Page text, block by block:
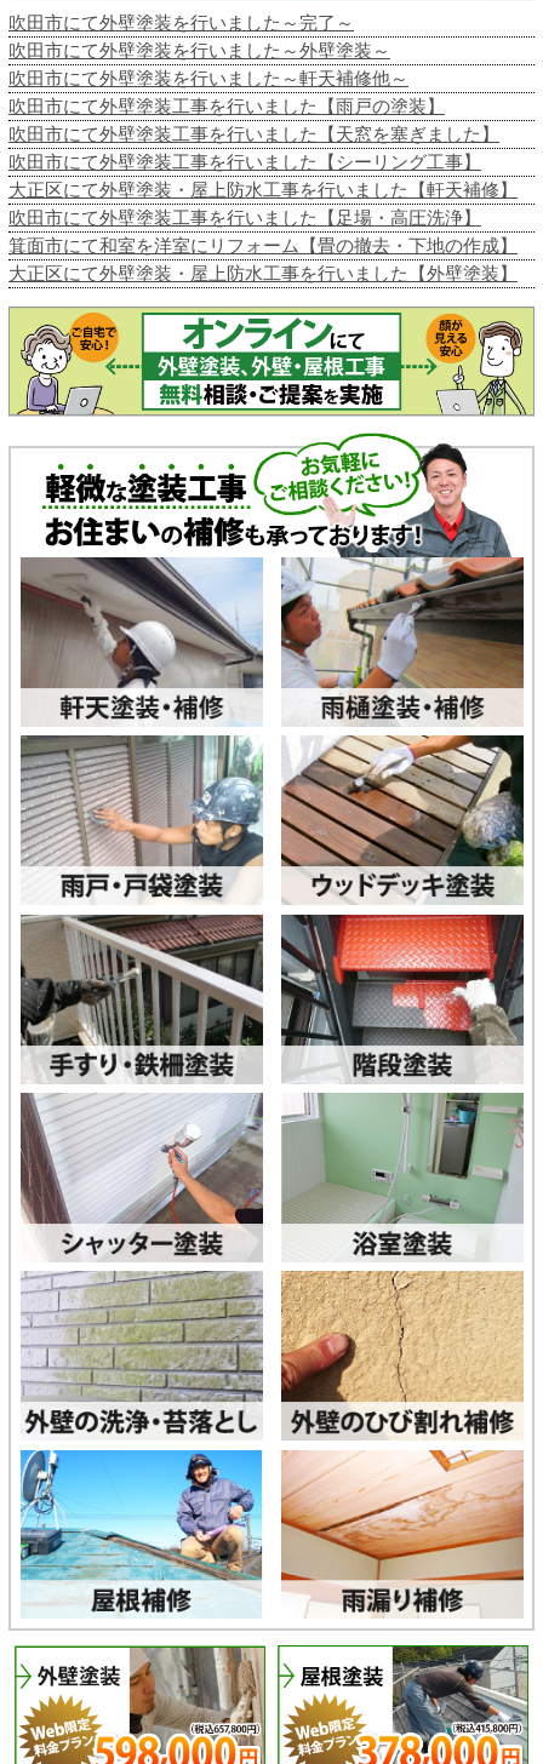
吹田市にて外壁塗装を行いました～完了～
吹田市にて外壁塗装を行いました～外壁塗装～
吹田市にて外壁塗装を行いました～軒天補修他～
吹田市にて外壁塗装工事を行いました【雨戸の塗装】
吹田市にて外壁塗装工事を行いました【天窓を塞ぎました】
吹田市にて外壁塗装工事を行いました【シーリング工事】
大正区にて外壁塗装・屋上防水工事を行いました【軒天補修】
吹田市にて外壁塗装工事を行いました【足場・高圧洗浄】
箕面市にて和室を洋室にリフォーム【畳の撤去・下地の作成】
大正区にて外壁塗装・屋上防水工事を行いました【外壁塗装】